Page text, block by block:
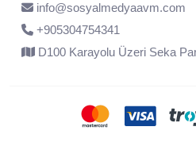
info@sosyalmedyaavm.com
+905304754341
D100 Karayolu Üzeri Seka